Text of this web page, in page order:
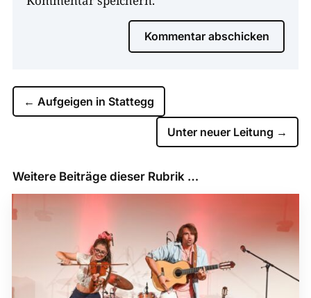
Kommentar abschicken
← Aufgeigen in Stattegg
Unter neuer Leitung →
Weitere Beiträge dieser Rubrik …